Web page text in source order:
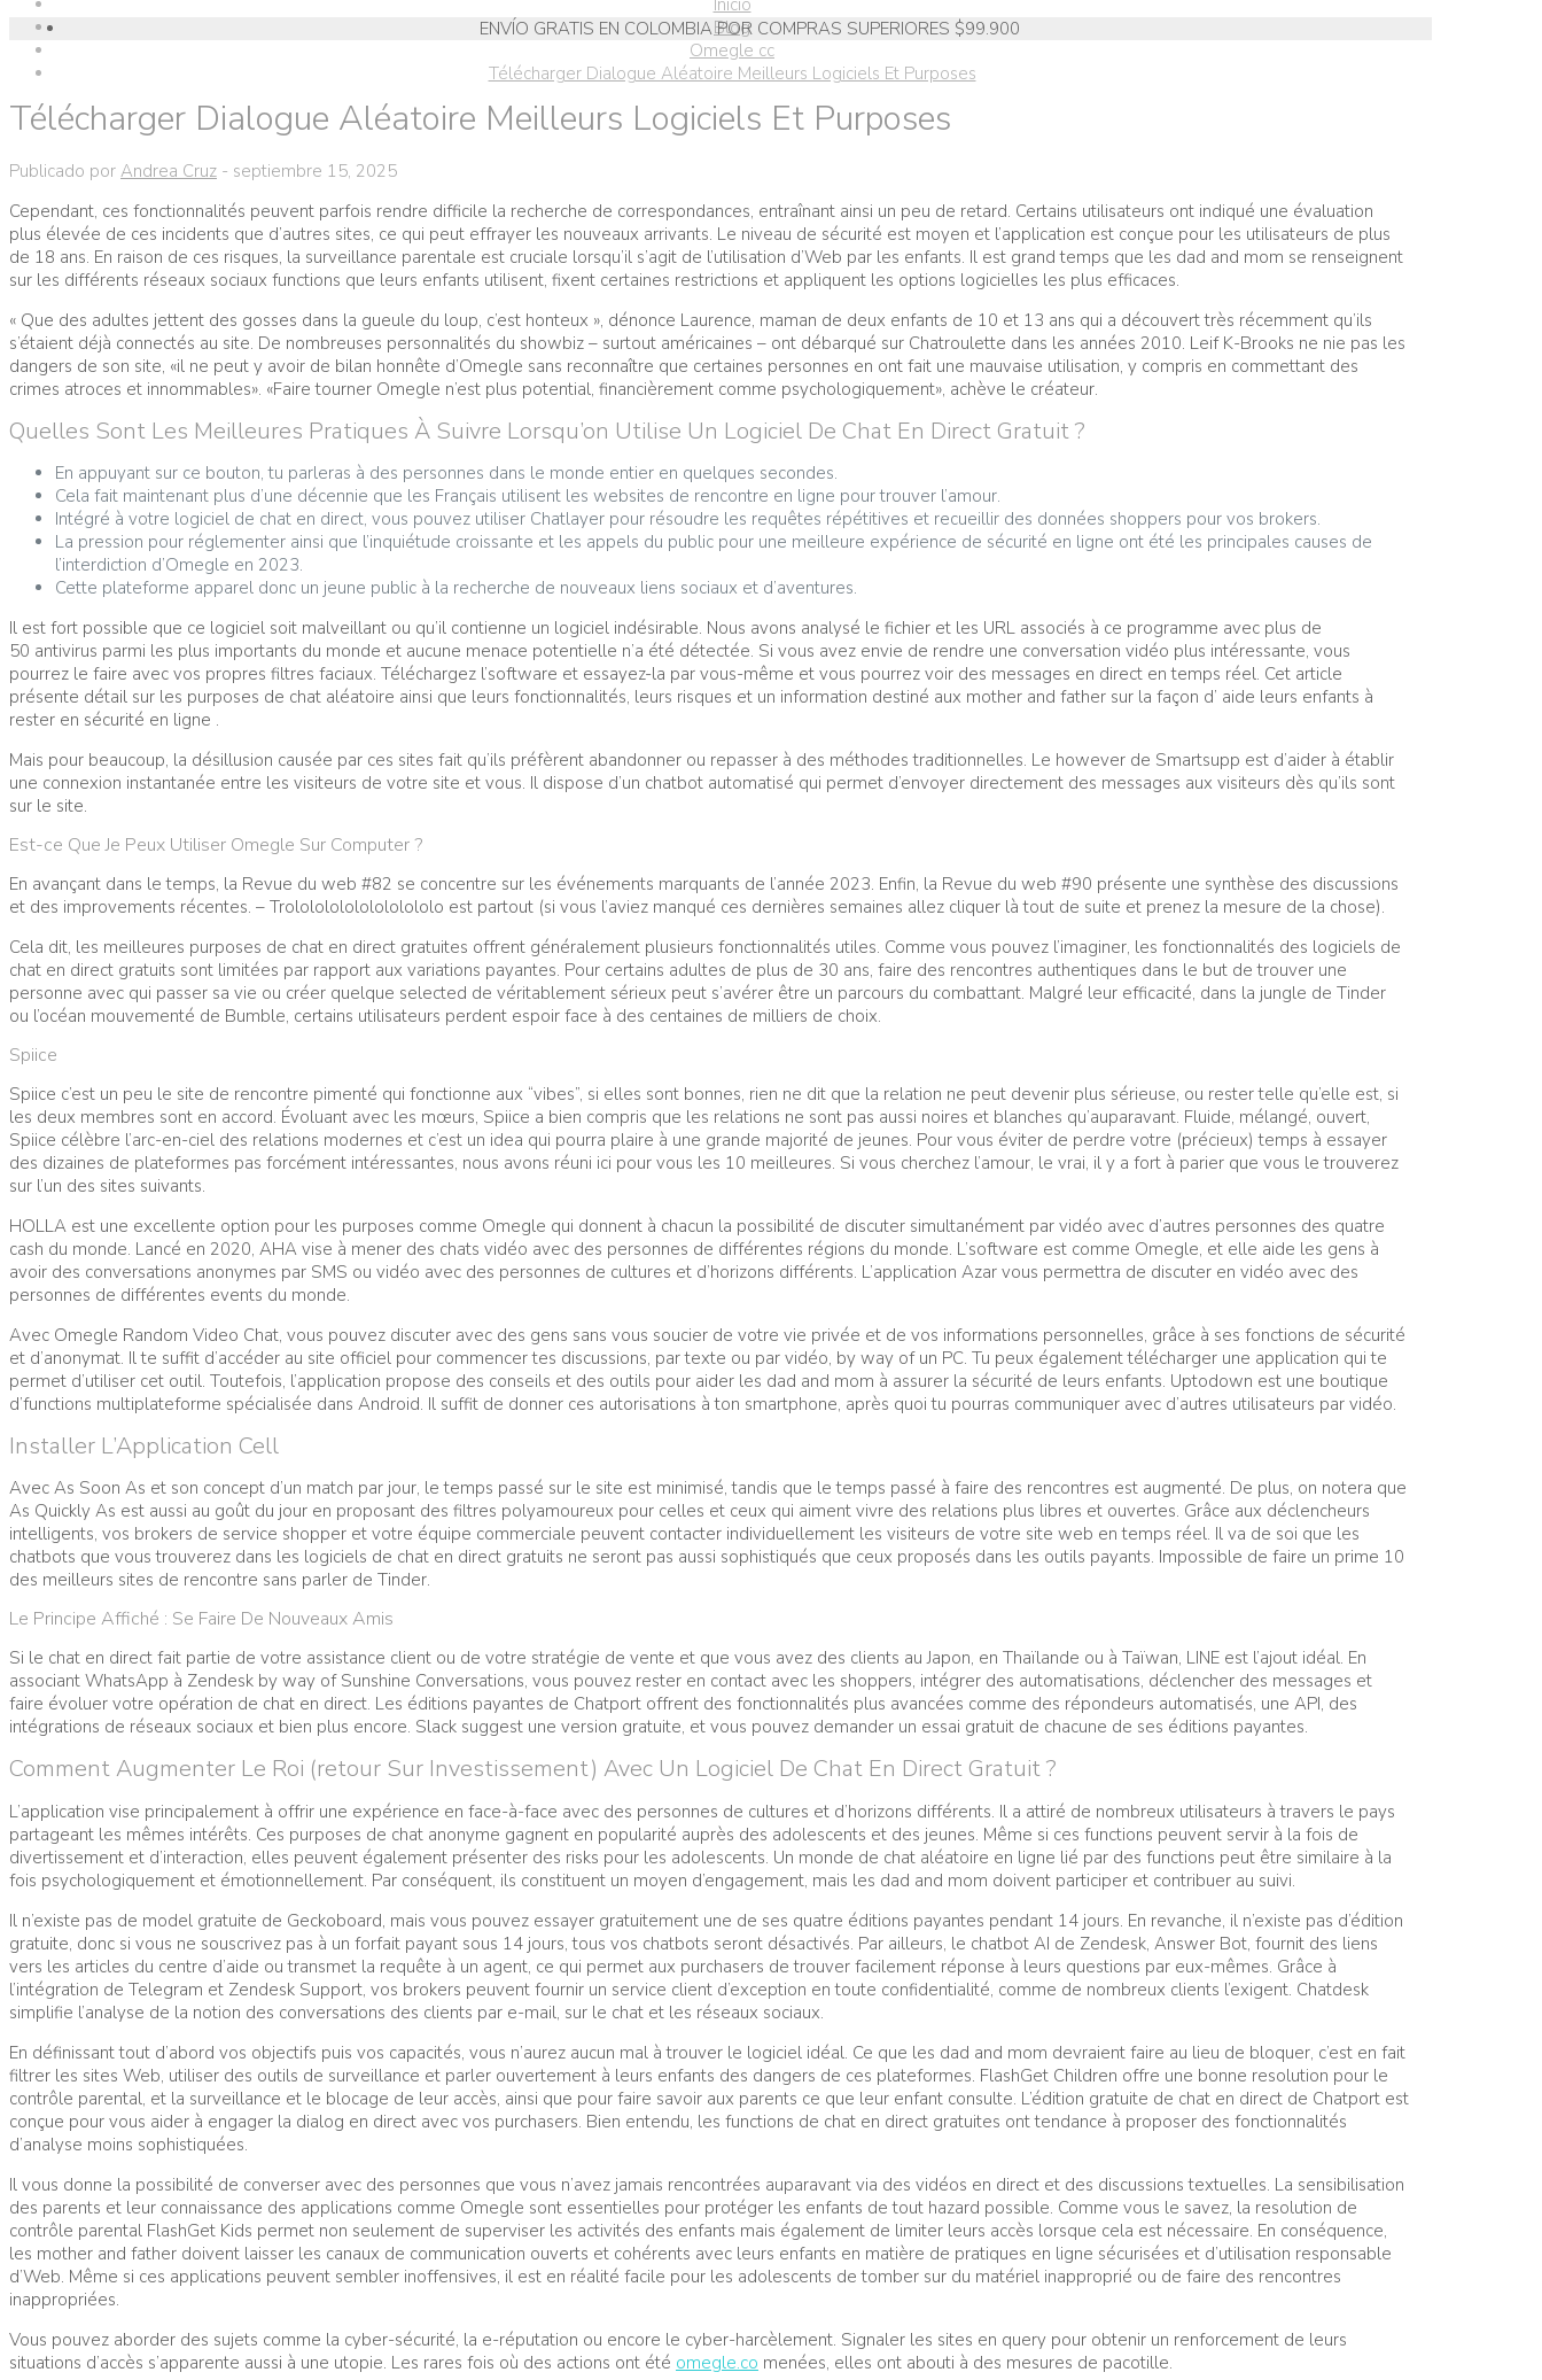
ENVÍO GRATIS EN COLOMBIA POR COMPRAS SUPERIORES $99.900
Inicio
Blog
Omegle cc
Télécharger Dialogue Aléatoire Meilleurs Logiciels Et Purposes
Télécharger Dialogue Aléatoire Meilleurs Logiciels Et Purposes
Publicado por Andrea Cruz - septiembre 15, 2025
Cependant, ces fonctionnalités peuvent parfois rendre difficile la recherche de correspondances, entraînant ainsi un peu de retard. Certains utilisateurs ont indiqué une évaluation
plus élevée de ces incidents que d’autres sites, ce qui peut effrayer les nouveaux arrivants. Le niveau de sécurité est moyen et l’application est conçue pour les utilisateurs de plus
de 18 ans. En raison de ces risques, la surveillance parentale est cruciale lorsqu’il s’agit de l’utilisation d’Web par les enfants. Il est grand temps que les dad and mom se renseignent
sur les différents réseaux sociaux functions que leurs enfants utilisent, fixent certaines restrictions et appliquent les options logicielles les plus efficaces.
« Que des adultes jettent des gosses dans la gueule du loup, c’est honteux », dénonce Laurence, maman de deux enfants de 10 et 13 ans qui a découvert très récemment qu’ils
s’étaient déjà connectés au site. De nombreuses personnalités du showbiz – surtout américaines – ont débarqué sur Chatroulette dans les années 2010. Leif K-Brooks ne nie pas les
dangers de son site, «il ne peut y avoir de bilan honnête d’Omegle sans reconnaître que certaines personnes en ont fait une mauvaise utilisation, y compris en commettant des
crimes atroces et innommables». «Faire tourner Omegle n’est plus potential, financièrement comme psychologiquement», achève le créateur.
Quelles Sont Les Meilleures Pratiques À Suivre Lorsqu’on Utilise Un Logiciel De Chat En Direct Gratuit ?
En appuyant sur ce bouton, tu parleras à des personnes dans le monde entier en quelques secondes.
Cela fait maintenant plus d’une décennie que les Français utilisent les websites de rencontre en ligne pour trouver l’amour.
Intégré à votre logiciel de chat en direct, vous pouvez utiliser Chatlayer pour résoudre les requêtes répétitives et recueillir des données shoppers pour vos brokers.
La pression pour réglementer ainsi que l’inquiétude croissante et les appels du public pour une meilleure expérience de sécurité en ligne ont été les principales causes de
l’interdiction d’Omegle en 2023.
Cette plateforme apparel donc un jeune public à la recherche de nouveaux liens sociaux et d’aventures.
Il est fort possible que ce logiciel soit malveillant ou qu’il contienne un logiciel indésirable. Nous avons analysé le fichier et les URL associés à ce programme avec plus de
50 antivirus parmi les plus importants du monde et aucune menace potentielle n’a été détectée. Si vous avez envie de rendre une conversation vidéo plus intéressante, vous
pourrez le faire avec vos propres filtres faciaux. Téléchargez l’software et essayez-la par vous-même et vous pourrez voir des messages en direct en temps réel. Cet article
présente détail sur les purposes de chat aléatoire ainsi que leurs fonctionnalités, leurs risques et un information destiné aux mother and father sur la façon d’ aide leurs enfants à
rester en sécurité en ligne .
Mais pour beaucoup, la désillusion causée par ces sites fait qu’ils préfèrent abandonner ou repasser à des méthodes traditionnelles. Le however de Smartsupp est d’aider à établir
une connexion instantanée entre les visiteurs de votre site et vous. Il dispose d’un chatbot automatisé qui permet d’envoyer directement des messages aux visiteurs dès qu’ils sont
sur le site.
Est-ce Que Je Peux Utiliser Omegle Sur Computer ?
En avançant dans le temps, la Revue du web #82 se concentre sur les événements marquants de l’année 2023. Enfin, la Revue du web #90 présente une synthèse des discussions
et des improvements récentes. – Trololololololololololo est partout (si vous l’aviez manqué ces dernières semaines allez cliquer là tout de suite et prenez la mesure de la chose).
Cela dit, les meilleures purposes de chat en direct gratuites offrent généralement plusieurs fonctionnalités utiles. Comme vous pouvez l’imaginer, les fonctionnalités des logiciels de
chat en direct gratuits sont limitées par rapport aux variations payantes. Pour certains adultes de plus de 30 ans, faire des rencontres authentiques dans le but de trouver une
personne avec qui passer sa vie ou créer quelque selected de véritablement sérieux peut s’avérer être un parcours du combattant. Malgré leur efficacité, dans la jungle de Tinder
ou l’océan mouvementé de Bumble, certains utilisateurs perdent espoir face à des centaines de milliers de choix.
Spiice
Spiice c’est un peu le site de rencontre pimenté qui fonctionne aux “vibes”, si elles sont bonnes, rien ne dit que la relation ne peut devenir plus sérieuse, ou rester telle qu’elle est, si
les deux membres sont en accord. Évoluant avec les mœurs, Spiice a bien compris que les relations ne sont pas aussi noires et blanches qu’auparavant. Fluide, mélangé, ouvert,
Spiice célèbre l’arc-en-ciel des relations modernes et c’est un idea qui pourra plaire à une grande majorité de jeunes. Pour vous éviter de perdre votre (précieux) temps à essayer
des dizaines de plateformes pas forcément intéressantes, nous avons réuni ici pour vous les 10 meilleures. Si vous cherchez l’amour, le vrai, il y a fort à parier que vous le trouverez
sur l’un des sites suivants.
HOLLA est une excellente option pour les purposes comme Omegle qui donnent à chacun la possibilité de discuter simultanément par vidéo avec d’autres personnes des quatre
cash du monde. Lancé en 2020, AHA vise à mener des chats vidéo avec des personnes de différentes régions du monde. L’software est comme Omegle, et elle aide les gens à
avoir des conversations anonymes par SMS ou vidéo avec des personnes de cultures et d’horizons différents. L’application Azar vous permettra de discuter en vidéo avec des
personnes de différentes events du monde.
Avec Omegle Random Video Chat, vous pouvez discuter avec des gens sans vous soucier de votre vie privée et de vos informations personnelles, grâce à ses fonctions de sécurité
et d’anonymat. Il te suffit d’accéder au site officiel pour commencer tes discussions, par texte ou par vidéo, by way of un PC. Tu peux également télécharger une application qui te
permet d’utiliser cet outil. Toutefois, l’application propose des conseils et des outils pour aider les dad and mom à assurer la sécurité de leurs enfants. Uptodown est une boutique
d’functions multiplateforme spécialisée dans Android. Il suffit de donner ces autorisations à ton smartphone, après quoi tu pourras communiquer avec d’autres utilisateurs par vidéo.
Installer L’Application Cell
Avec As Soon As et son concept d’un match par jour, le temps passé sur le site est minimisé, tandis que le temps passé à faire des rencontres est augmenté. De plus, on notera que
As Quickly As est aussi au goût du jour en proposant des filtres polyamoureux pour celles et ceux qui aiment vivre des relations plus libres et ouvertes. Grâce aux déclencheurs
intelligents, vos brokers de service shopper et votre équipe commerciale peuvent contacter individuellement les visiteurs de votre site web en temps réel. Il va de soi que les
chatbots que vous trouverez dans les logiciels de chat en direct gratuits ne seront pas aussi sophistiqués que ceux proposés dans les outils payants. Impossible de faire un prime 10
des meilleurs sites de rencontre sans parler de Tinder.
Le Principe Affiché : Se Faire De Nouveaux Amis
Si le chat en direct fait partie de votre assistance client ou de votre stratégie de vente et que vous avez des clients au Japon, en Thaïlande ou à Taïwan, LINE est l’ajout idéal. En
associant WhatsApp à Zendesk by way of Sunshine Conversations, vous pouvez rester en contact avec les shoppers, intégrer des automatisations, déclencher des messages et
faire évoluer votre opération de chat en direct. Les éditions payantes de Chatport offrent des fonctionnalités plus avancées comme des répondeurs automatisés, une API, des
intégrations de réseaux sociaux et bien plus encore. Slack suggest une version gratuite, et vous pouvez demander un essai gratuit de chacune de ses éditions payantes.
Comment Augmenter Le Roi (retour Sur Investissement) Avec Un Logiciel De Chat En Direct Gratuit ?
L’application vise principalement à offrir une expérience en face-à-face avec des personnes de cultures et d’horizons différents. Il a attiré de nombreux utilisateurs à travers le pays
partageant les mêmes intérêts. Ces purposes de chat anonyme gagnent en popularité auprès des adolescents et des jeunes. Même si ces functions peuvent servir à la fois de
divertissement et d’interaction, elles peuvent également présenter des risks pour les adolescents. Un monde de chat aléatoire en ligne lié par des functions peut être similaire à la
fois psychologiquement et émotionnellement. Par conséquent, ils constituent un moyen d’engagement, mais les dad and mom doivent participer et contribuer au suivi.
Il n’existe pas de model gratuite de Geckoboard, mais vous pouvez essayer gratuitement une de ses quatre éditions payantes pendant 14 jours. En revanche, il n’existe pas d’édition
gratuite, donc si vous ne souscrivez pas à un forfait payant sous 14 jours, tous vos chatbots seront désactivés. Par ailleurs, le chatbot AI de Zendesk, Answer Bot, fournit des liens
vers les articles du centre d’aide ou transmet la requête à un agent, ce qui permet aux purchasers de trouver facilement réponse à leurs questions par eux-mêmes. Grâce à
l’intégration de Telegram et Zendesk Support, vos brokers peuvent fournir un service client d’exception en toute confidentialité, comme de nombreux clients l’exigent. Chatdesk
simplifie l’analyse de la notion des conversations des clients par e-mail, sur le chat et les réseaux sociaux.
En définissant tout d’abord vos objectifs puis vos capacités, vous n’aurez aucun mal à trouver le logiciel idéal. Ce que les dad and mom devraient faire au lieu de bloquer, c’est en fait
filtrer les sites Web, utiliser des outils de surveillance et parler ouvertement à leurs enfants des dangers de ces plateformes. FlashGet Children offre une bonne resolution pour le
contrôle parental, et la surveillance et le blocage de leur accès, ainsi que pour faire savoir aux parents ce que leur enfant consulte. L’édition gratuite de chat en direct de Chatport est
conçue pour vous aider à engager la dialog en direct avec vos purchasers. Bien entendu, les functions de chat en direct gratuites ont tendance à proposer des fonctionnalités
d’analyse moins sophistiquées.
Il vous donne la possibilité de converser avec des personnes que vous n’avez jamais rencontrées auparavant via des vidéos en direct et des discussions textuelles. La sensibilisation
des parents et leur connaissance des applications comme Omegle sont essentielles pour protéger les enfants de tout hazard possible. Comme vous le savez, la resolution de
contrôle parental FlashGet Kids permet non seulement de superviser les activités des enfants mais également de limiter leurs accès lorsque cela est nécessaire. En conséquence,
les mother and father doivent laisser les canaux de communication ouverts et cohérents avec leurs enfants en matière de pratiques en ligne sécurisées et d’utilisation responsable
d’Web. Même si ces applications peuvent sembler inoffensives, il est en réalité facile pour les adolescents de tomber sur du matériel inapproprié ou de faire des rencontres
inappropriées.
Vous pouvez aborder des sujets comme la cyber-sécurité, la e-réputation ou encore le cyber-harcèlement. Signaler les sites en query pour obtenir un renforcement de leurs
situations d’accès s’apparente aussi à une utopie. Les rares fois où des actions ont été omegle.co menées, elles ont abouti à des mesures de pacotille.